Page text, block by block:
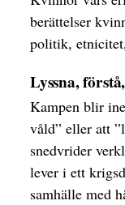
berättelser
politik,
Lyssna,
Kampen blir
våld” eller att
snedvrider
lever i ett
samhälle med